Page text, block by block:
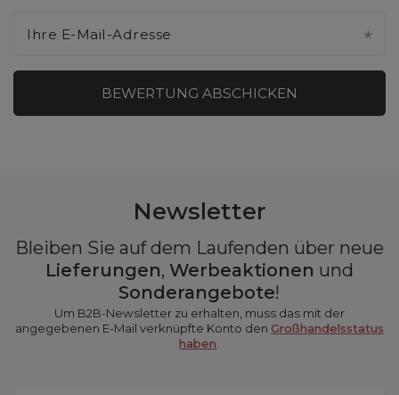
Ihre E-Mail-Adresse
BEWERTUNG ABSCHICKEN
Newsletter
Bleiben Sie auf dem Laufenden über neue
Lieferungen, Werbeaktionen und
Sonderangebote!
Um B2B-Newsletter zu erhalten, muss das mit der
angegebenen E-Mail verknüpfte Konto den Großhandelsstatus
haben.